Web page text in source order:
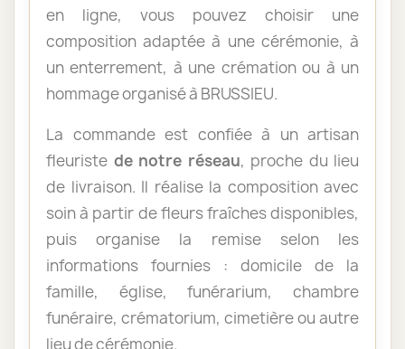
en ligne, vous pouvez choisir une
composition adaptée à une cérémonie, à
un enterrement, à une crémation ou à un
hommage organisé à BRUSSIEU.
La commande est confiée à un artisan
fleuriste de notre réseau, proche du lieu
de livraison. Il réalise la composition avec
soin à partir de fleurs fraîches disponibles,
puis organise la remise selon les
informations fournies : domicile de la
famille, église, funérarium, chambre
funéraire, crématorium, cimetière ou autre
lieu de cérémonie.